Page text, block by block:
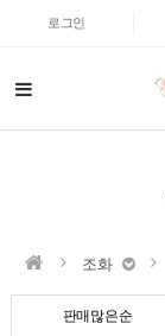
로그인
조화
판매많은순